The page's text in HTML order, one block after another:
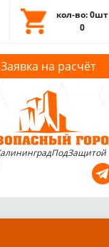
кол-во: 0шт
0
Заявка на расчёт